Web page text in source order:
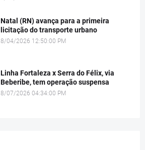
Natal (RN) avança para a primeira
licitação do transporte urbano
8/04/2026 12:50:00 PM
Linha Fortaleza x Serra do Félix, via
Beberibe, tem operação suspensa
8/07/2026 04:34:00 PM